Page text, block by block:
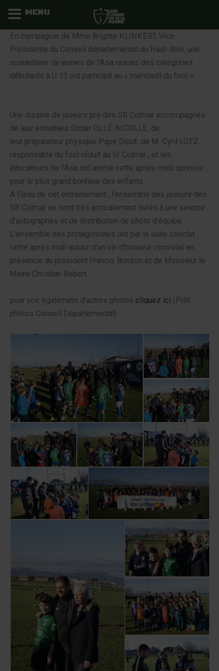
Aller
contenu
En compagnie de Mme Brigitte KLINKERT, Vice-
Présidente du Conseil départemental du Haut-Rhin, une
soixantaine de jeunes de l’Asa issues des catégories
débutants à U 13 ont participé au « mercredi du foot ».
Une dizaine de joueurs pro des SR Colmar accompagnés
de leur entraîneur Didier OLLÉ-NICOLLE, de
leur préparateur physique Pape Diouf, de M. Cyril LOTZ
responsable du foot réduit au Sr Colmar , et les
éducateurs de l’Asa ont animé cette après-midi sportive ,
pour le plus grand bonheur des enfants .
A l’issu de cet entraînement , l’ensemble des joueurs des
SR Colmar se sont très amicalement livrés à une séance
d’autographes et de distribution de photo d’équipe.
L’ensemble des protagonistes ont par la suite conclut
cette après midi autour d’un vin d’honneur convivial en
présence du président Francis Bonzon et de Monsieur le
Maire Christian Rebert.
pour voir également d’autres photos cliquez ici (Prêt
photos Conseil Départemental)
MENU